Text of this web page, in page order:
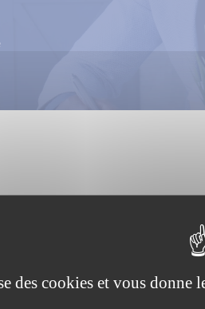
2, LiRIS
des cookies et vous donne